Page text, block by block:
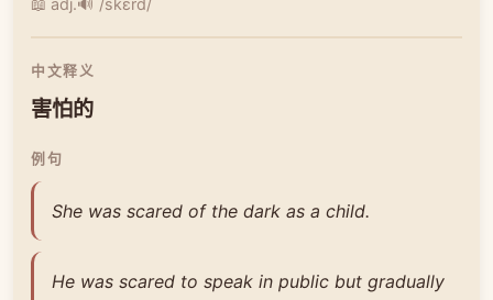
📖 adj.🔊 /skɛrd/
中文释义
害怕的
例句
She was scared of the dark as a child.
He was scared to speak in public but gradually